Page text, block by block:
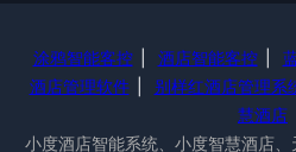
涂鸦智能客控 酒店智能客控
酒店管理软件
别样红酒店管理系
慧酒店
小度酒店智能系统、小度智慧酒店